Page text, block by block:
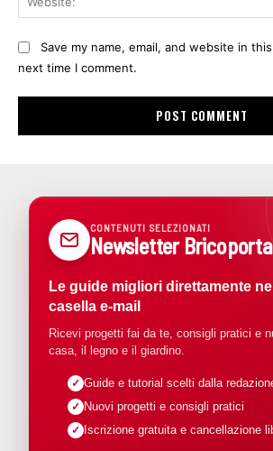
Save my name, email, and website in
next time I comment.
CONTENUTI SELEZIONATI
Newsletter
Le guide migliori direttamente
casella e-mail
Ricevi progetti fai da te, consigli pratici e
casa, il legno e il giardino.
Guide e tutorial scelti dalla
Nuovi progetti e consigli pratici
Iscrizione gratuita e cancellazione